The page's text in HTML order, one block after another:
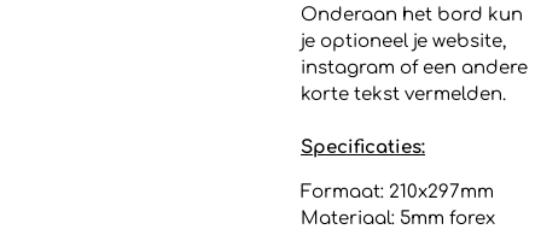
Onderaan het bord kun
je optioneel je website,
instagram of een andere
korte tekst vermelden.
Specificaties:
Formaat: 210x297mm
Materiaal: 5mm forex